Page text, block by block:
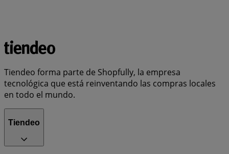
Tiendeo forma parte de Shopfully, la empresa
tecnológica que está reinventando las compras locales
en todo el mundo.
Tiendeo